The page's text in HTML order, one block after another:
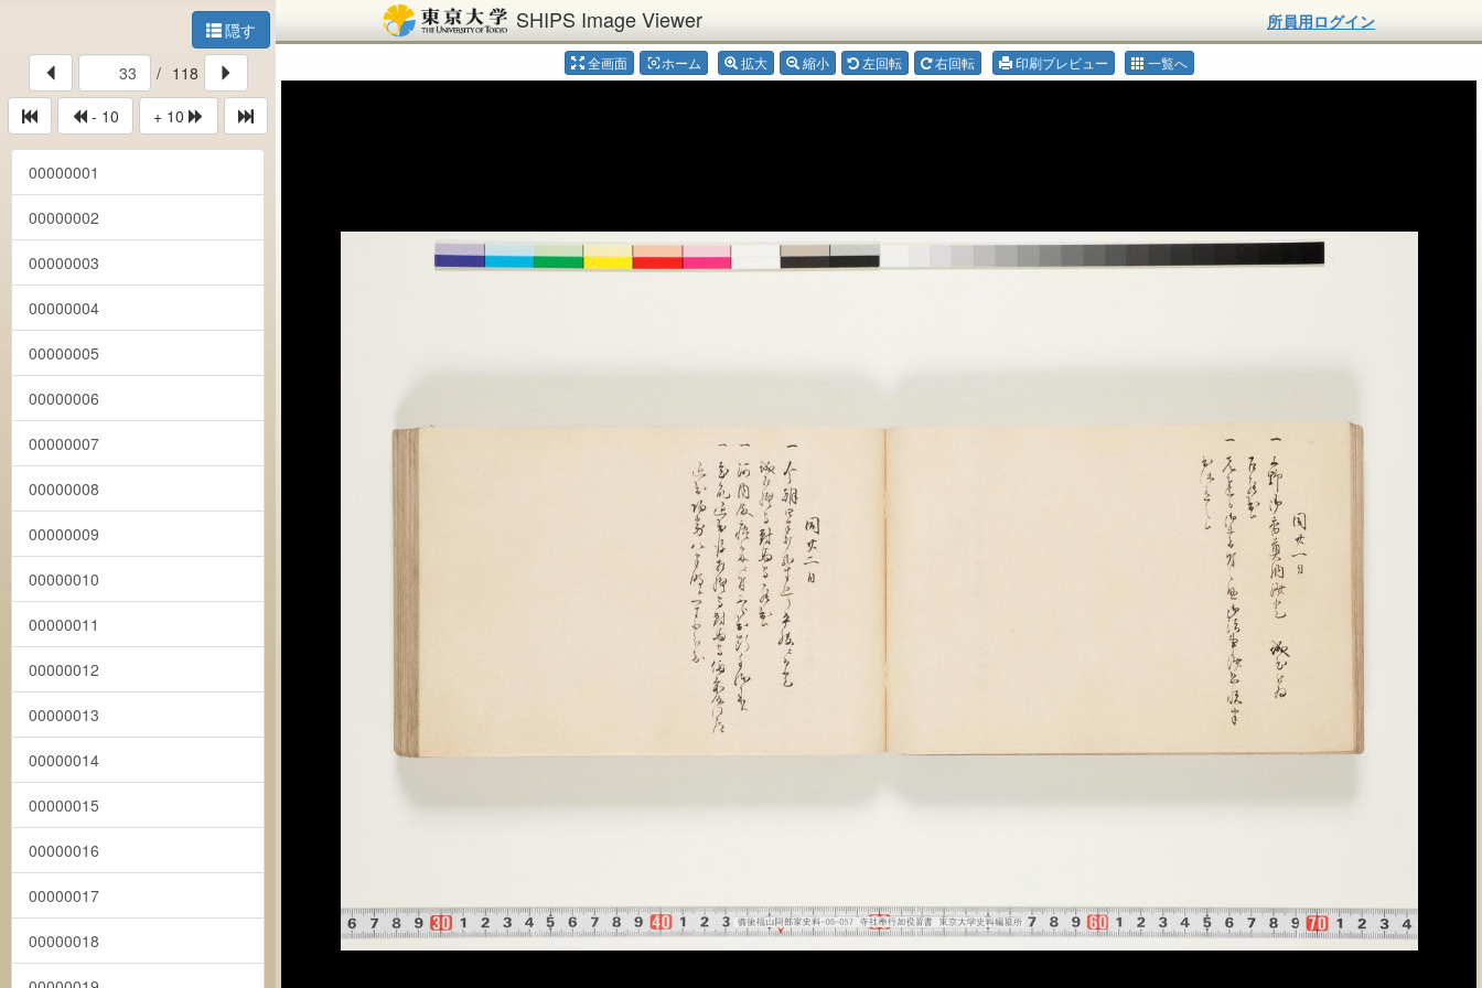
隠す
/ 118
- 10
+ 10
00000001
00000002
00000003
00000004
00000005
00000006
00000007
00000008
00000009
00000010
00000011
00000012
00000013
00000014
00000015
00000016
00000017
00000018
SHIPS Image Viewer 所員用ログイン
全画面 center_focus_weakホーム 拡大 縮小 左回転 右回転 印刷プレビュー 一覧へ